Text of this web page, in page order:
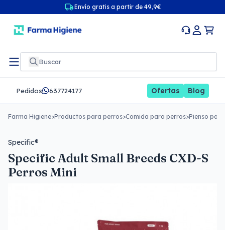
Envío gratis a partir de 49,9€
Pedidos 637724177 Ofertas Blog
Farma Higiene>Productos para perros>Comida para perros>Pienso
Specific®
Specific Adult Small Breeds CXD-S
Perros Mini